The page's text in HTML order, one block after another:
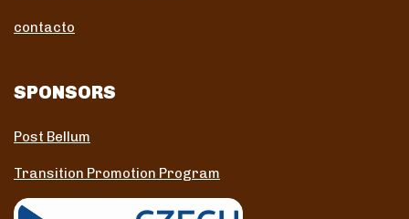
contacto
SPONSORS
Post Bellum
Transition Promotion Program